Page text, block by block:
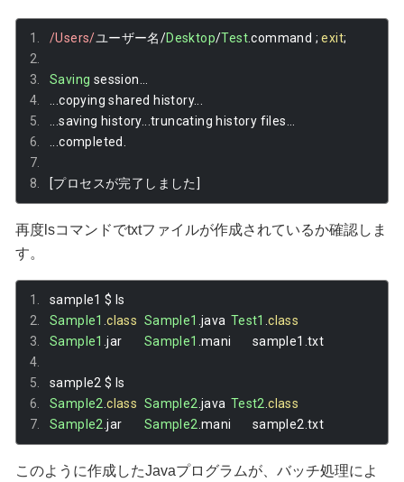
/Users/ユーザー名/Desktop/Test.command ; exit;
Saving session
...copying shared history...
...saving history...truncating history files
...completed
[プロセスが完了しました]
再度lsコマンドでtxtファイルが作成されているか確認しま
す。
sample1 $ ls
Sample1 .class Sample1 . Test1 .class
Sample1 . Sample1 . mani	sample1 .txt
sample2 $ ls
Sample2 .class Sample2 . Test2 .class
Sample2 . Sample2 . mani	sample2 .txt
このように作成したJavaプログラムが、バッチ処理によ